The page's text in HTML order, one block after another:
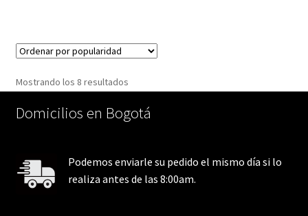
Mostrando los 8 resultadosOrdenado
popularidad
Domicilios en Bogotá
Podemos enviarle su pedido el mismo día si lo
realiza antes de las 8:00am.